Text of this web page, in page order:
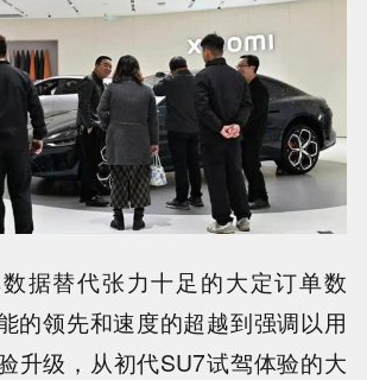
据替代张力十足的大定订单数
的领先和速度的超越到强调以用
升级，从初代SU7试驾体验的大